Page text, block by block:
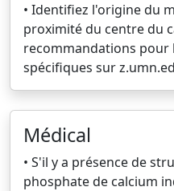
• Identifiez l'origine du
proximité du centre du
recommandations pour
spécifiques sur
Médical
• S'il y a présence de
phosphate de calcium